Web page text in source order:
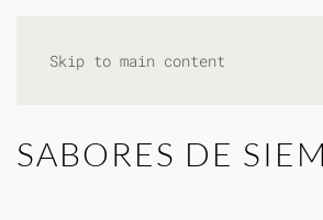
Skip to main content
SABORES DE